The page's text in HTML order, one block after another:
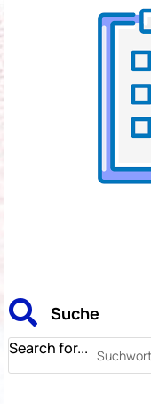
 Suche
Search for...